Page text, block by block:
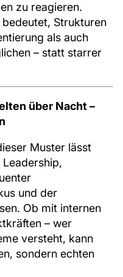
zu reagieren.
Strukturen
als auch
– statt starrer
über Nacht –
Muster lässt
und der
Ob mit internen
– wer
versteht, kann
sondern echten